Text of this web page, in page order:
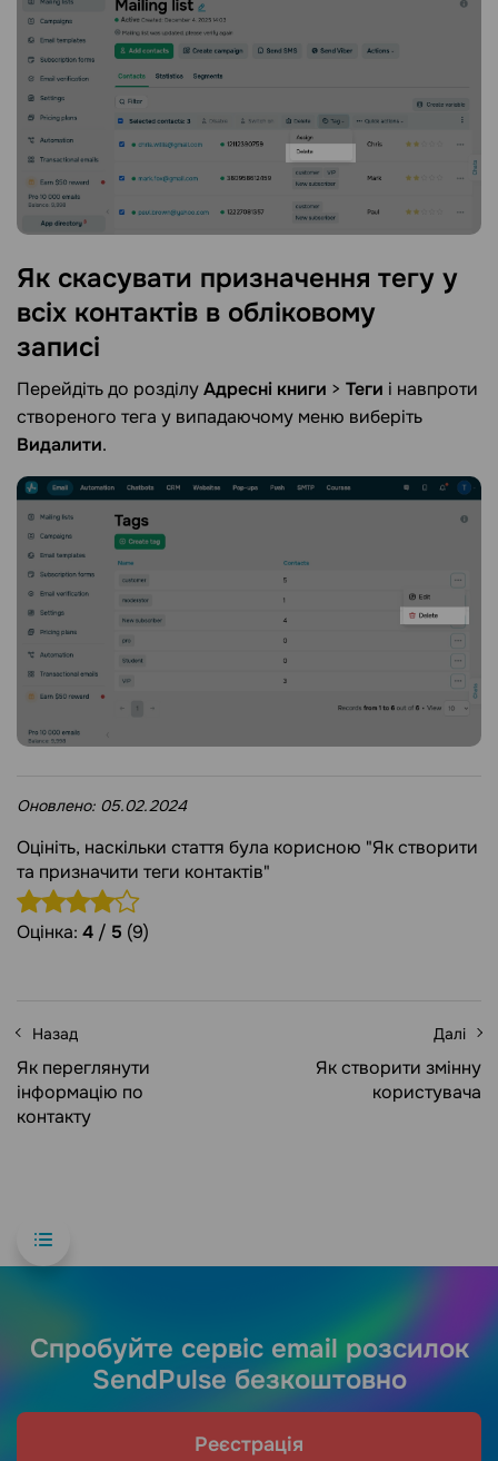
Як скасувати призначення тегу у
всіх контактів в обліковому
записі
Перейдіть до розділуАдресні книги > Теги і навпроти
створеного тега у випадаючому меню виберіть
Видалити.
Оновлено: 05.02.2024
Оцініть, наскільки стаття була корисною "Як cтворити
та призначити теги контактів"
Оцінка: 4 / 5 (9)
Назад
Як переглянути
інформацію по
контакту
Далі
Як створити змінну
користувача
Спробуйте сервіс email розсилок
SendPulse безкоштовно
Реєстрація